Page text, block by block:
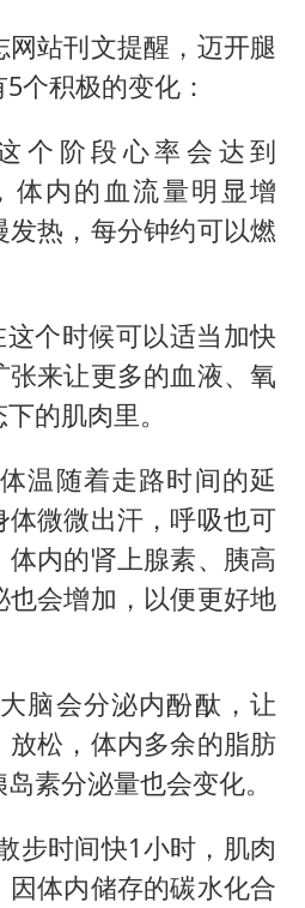
站刊文提醒，迈开腿
个积极的变化：
个阶段心率会达到
体内的血流量明显增
发热，每分钟约可以燃
这个时候可以适当加快
来让更多的血液、氧
的肌肉里。
体温随着走路时间的延
微微出汗，呼吸也可
内的肾上腺素、胰高
也会增加，以便更好地
大脑会分泌内酚酞，让
放松，体内多余的脂肪
素分泌量也会变化。
步时间快1小时，肌肉
体内储存的碳水化合